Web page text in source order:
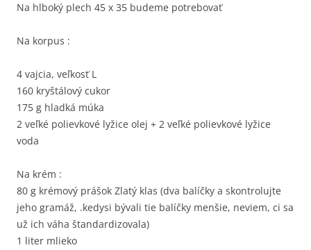
Na hlboký plech 45 x 35 budeme potrebovať
Na korpus :
4 vajcia, veľkosť L
160 kryštálový cukor
175 g hladká múka
2 veľké polievkové lyžice olej + 2 veľké polievkové lyžice
voda
Na krém :
80 g krémový prášok Zlatý klas (dva balíčky a skontrolujte
jeho gramáž, .kedysi bývali tie balíčky menšie, neviem, ci sa
už ich váha štandardizovala)
1 liter mlieko